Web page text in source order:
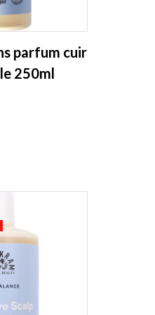
parfum cuir
250ml